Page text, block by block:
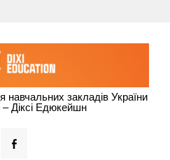
Dixi Education –
оснащення
навчальних закладів України
Діксі Едюкейшн